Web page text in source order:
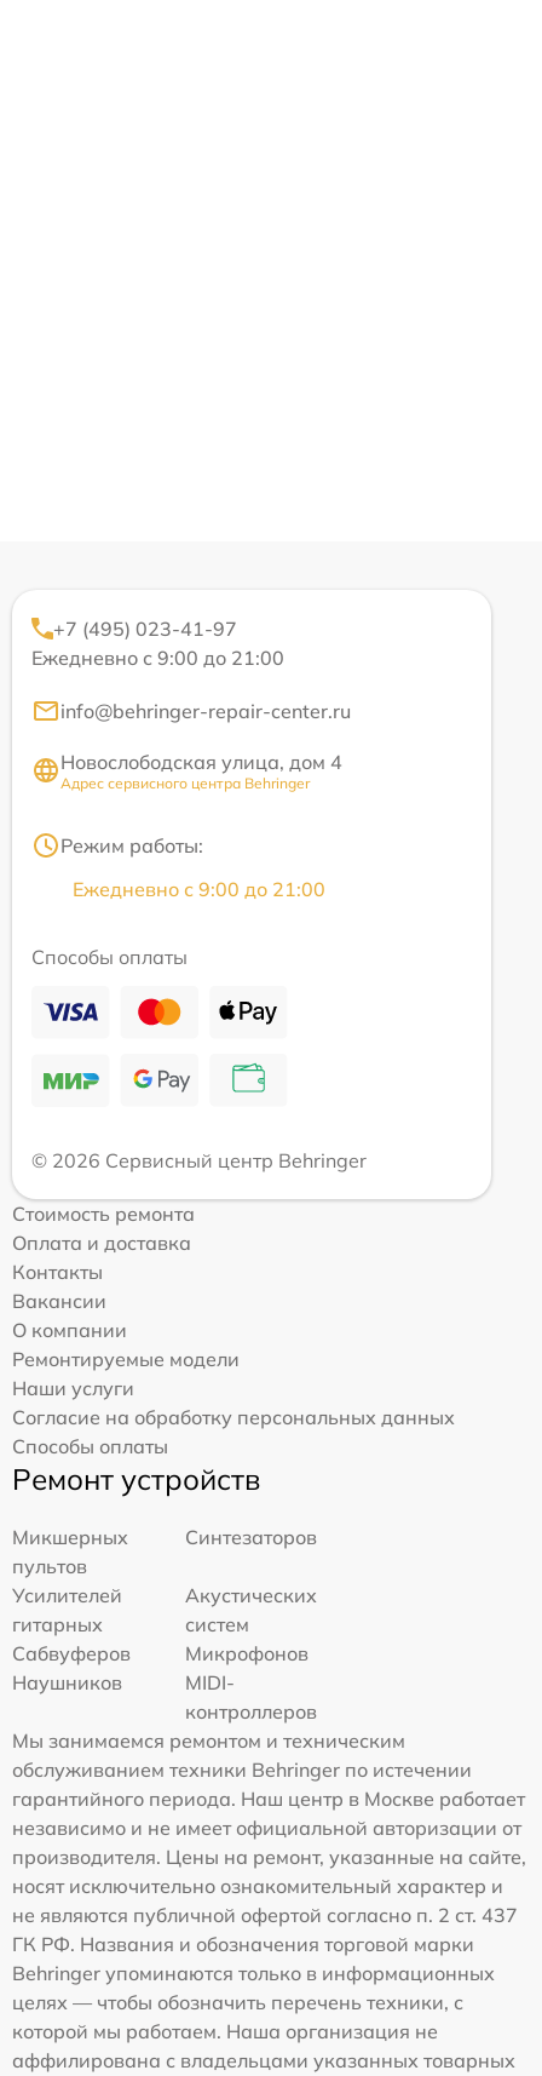
+7 (495) 023-41-97
Ежедневно с 9:00 до 21:00
info@behringer-repair-center.ru
Новослободская улица, дом 4
Адрес сервисного центра Behringer
Режим работы:
Ежедневно с 9:00 до 21:00
Способы оплаты
© 2026 Сервисный центр Behringer
Стоимость ремонта
Оплата и доставка
Контакты
Вакансии
О компании
Ремонтируемые модели
Наши услуги
Согласие на обработку персональных данных
Способы оплаты
Ремонт устройств
Микшерных
пультов
Синтезаторов
Усилителей
гитарных
Акустических
систем
Сабвуферов
Микрофонов
Наушников
MIDI-
контроллеров
Мы занимаемся ремонтом и техническим
обслуживанием техники Behringer по истечении
гарантийного периода. Наш центр в Москве работает
независимо и не имеет официальной авторизации от
производителя. Цены на ремонт, указанные на сайте,
носят исключительно ознакомительный характер и
не являются публичной офертой согласно п. 2 ст. 437
ГК РФ. Названия и обозначения торговой марки
Behringer упоминаются только в информационных
целях — чтобы обозначить перечень техники, с
которой мы работаем. Наша организация не
аффилирована с владельцами указанных товарных